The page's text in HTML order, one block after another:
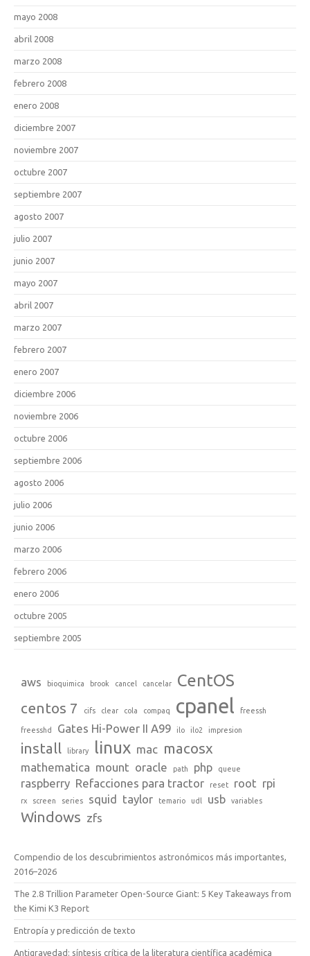
mayo 2008
abril 2008
marzo 2008
febrero 2008
enero 2008
diciembre 2007
noviembre 2007
octubre 2007
septiembre 2007
agosto 2007
julio 2007
junio 2007
mayo 2007
abril 2007
marzo 2007
febrero 2007
enero 2007
diciembre 2006
noviembre 2006
octubre 2006
septiembre 2006
agosto 2006
julio 2006
junio 2006
marzo 2006
febrero 2006
enero 2006
octubre 2005
septiembre 2005
aws bioquimica brook cancel cancelar CentOS
centos 7 cifs clear cola compaq cpanel freessh
freesshd Gates Hi-Power II A99 ilo ilo2 impresion
install library linux mac macosx
mathematica mount oracle path php queue
raspberry Refacciones para tractor reset root rpi
rx screen series squid taylor temario udl usb variables
Windows zfs
Compendio de los descubrimientos astronómicos más importantes,
2016–2026
The 2.8 Trillion Parameter Open-Source Giant: 5 Key Takeaways from
the Kimi K3 Report
Entropía y predicción de texto
Antigravedad: síntesis crítica de la literatura científica académica